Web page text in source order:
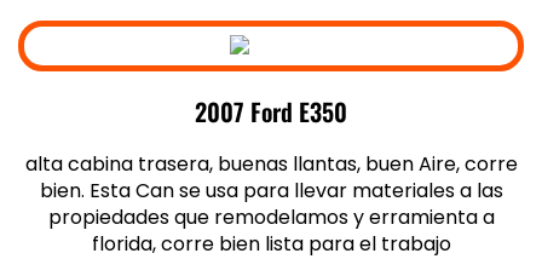
2007 Ford E350
alta cabina trasera, buenas llantas, buen Aire, corre
bien. Esta Can se usa para llevar materiales a las
propiedades que remodelamos y erramienta a
florida, corre bien lista para el trabajo